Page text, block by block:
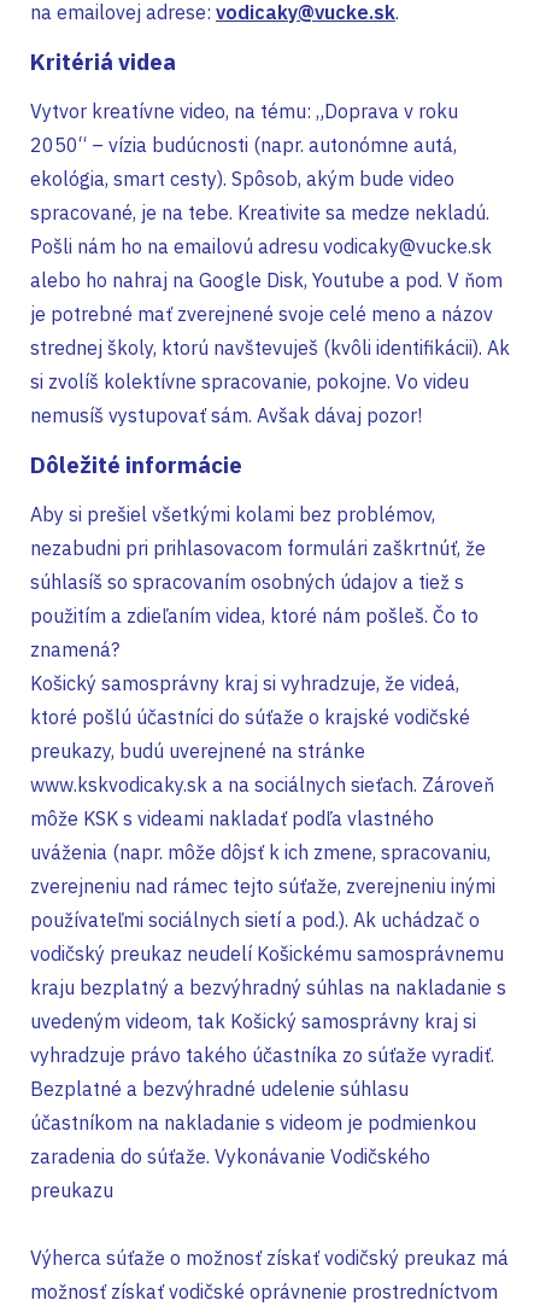
na emailovej adrese: vodicaky@vucke.sk.
Kritériá videa
Vytvor kreatívne video, na tému: „Doprava v roku
2050“ – vízia budúcnosti (napr. autonómne autá,
ekológia, smart cesty). Spôsob, akým bude video
spracované, je na tebe. Kreativite sa medze nekladú.
Pošli nám ho na emailovú adresu vodicaky@vucke.sk
alebo ho nahraj na Google Disk, Youtube a pod. V ňom
je potrebné mať zverejnené svoje celé meno a názov
strednej školy, ktorú navštevuješ (kvôli identifikácii). Ak
si zvolíš kolektívne spracovanie, pokojne. Vo videu
nemusíš vystupovať sám. Avšak dávaj pozor!
Dôležité informácie
Aby si prešiel všetkými kolami bez problémov,
nezabudni pri prihlasovacom formulári zaškrtnúť, že
súhlasíš so spracovaním osobných údajov a tiež s
použitím a zdieľaním videa, ktoré nám pošleš. Čo to
znamená?
Košický samosprávny kraj si vyhradzuje, že videá,
ktoré pošlú účastníci do súťaže o krajské vodičské
preukazy, budú uverejnené na stránke
www.kskvodicaky.sk a na sociálnych sieťach. Zároveň
môže KSK s videami nakladať podľa vlastného
uváženia (napr. môže dôjsť k ich zmene, spracovaniu,
zverejneniu nad rámec tejto súťaže, zverejneniu inými
používateľmi sociálnych sietí a pod.). Ak uchádzač o
vodičský preukaz neudelí Košickému samosprávnemu
kraju bezplatný a bezvýhradný súhlas na nakladanie s
uvedeným videom, tak Košický samosprávny kraj si
vyhradzuje právo takého účastníka zo súťaže vyradiť.
Bezplatné a bezvýhradné udelenie súhlasu
účastníkom na nakladanie s videom je podmienkou
zaradenia do súťaže. Vykonávanie Vodičského
preukazu
Výherca súťaže o možnosť získať vodičský preukaz má
možnosť získať vodičské oprávnenie prostredníctvom